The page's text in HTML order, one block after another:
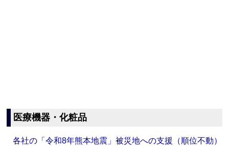
医療機器・化粧品
各社の「令和8年熊本地震」被災地への支援（順位不動）